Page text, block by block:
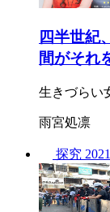
四半世紀
間がそれ
生きづらい
雨宮処凛
探究 2021